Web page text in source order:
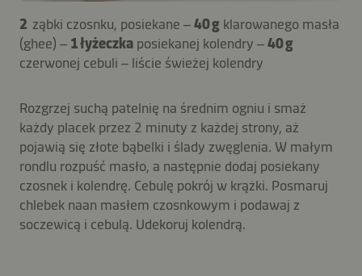
2 ząbki czosnku, posiekane –40 g klarowanego masła
(ghee) – 1 łyżeczka posiekanej kolendry –40 g
czerwonej cebuli – liście świeżej kolendry
Rozgrzej suchą patelnię na średnim ogniu i smaż
każdy placek przez 2 minuty z każdej strony, aż
pojawią się złote bąbelki i ślady zwęglenia. W małym
rondlu rozpuść masło, a następnie dodaj posiekany
czosnek i kolendrę. Cebulę pokrój w krążki. Posmaruj
chlebek naan masłem czosnkowym i podawaj z
soczewicą i cebulą. Udekoruj kolendrą.